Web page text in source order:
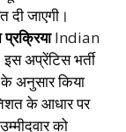
जाएगी।
Indian
इस अप्रेंटिस भर्ती
अनुसार किया
के आधार पर
को